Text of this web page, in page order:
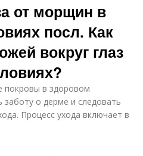
от морщин в
посл. Как
вокруг глаз
в здоровом
заботу о дерме и следовать
Процесс ухода включает в